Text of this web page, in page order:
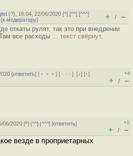
(?), 16:04, 22/06/2020 [^] [^^] [^^^]
к модератору] + / –
откаты рулят, так это при внедрении
все расходы ... текст свёрнут,
[ответить] [ ﹢﹢﹢] [ · · ·][↓] [↑]
+4
+ / –
06/2020 [^] [^^] [^^^] [ответить]
+1
+ / –
везде в проприетарных